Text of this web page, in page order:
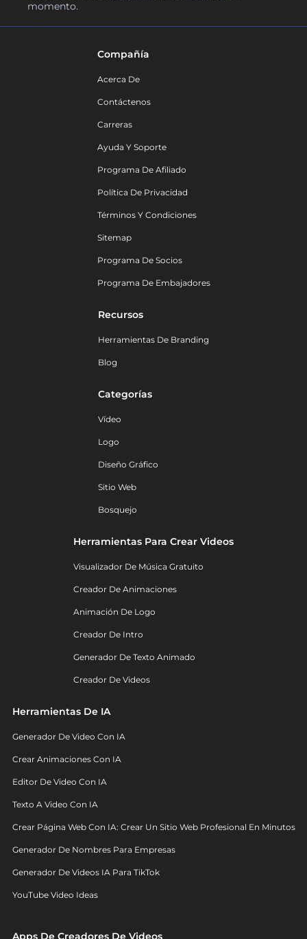
momento.
Compañía
Acerca De
Contáctenos
Carreras
Ayuda Y Soporte
Programa De Afiliado
Política De Privacidad
Términos Y Condiciones
Sitemap
Programa De Socios
Programa De Embajadores
Recursos
Herramientas De Branding
Blog
Categorías
Vídeo
Logo
Diseño Gráfico
Sitio Web
Bosquejo
Herramientas Para Crear Videos
Visualizador De Música Gratuito
Creador De Animaciones
Animación De Logo
Creador De Intro
Generador De Texto Animado
Creador De Videos
Herramientas De IA
Generador De Video Con IA
Crear Animaciones Con IA
Editor De Video Con IA
Texto A Video Con IA
Crear Página Web Con IA: Crear Un Sitio Web Profesional En Minutos
Generador De Nombres Para Empresas
Generador De Videos IA Para TikTok
YouTube Video Ideas
Apps De Creadores De Videos